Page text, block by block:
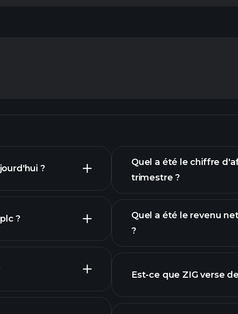
?
?
Quel a été le chiffre
trimestre ?
Quel a été le revenu
?
Est-ce que ZIG verse